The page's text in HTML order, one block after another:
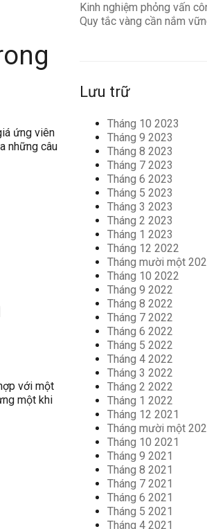
ứng viên
những câu
với một
một khi
Kinh nghiệm phỏng vấn
Quy tắc vàng cần nắm
Lưu trữ
Tháng 10 2023
Tháng 9 2023
Tháng 8 2023
Tháng 7 2023
Tháng 6 2023
Tháng 5 2023
Tháng 3 2023
Tháng 2 2023
Tháng 1 2023
Tháng 12 2022
Tháng mười một
Tháng 10 2022
Tháng 9 2022
Tháng 8 2022
Tháng 7 2022
Tháng 6 2022
Tháng 5 2022
Tháng 4 2022
Tháng 3 2022
Tháng 2 2022
Tháng 1 2022
Tháng 12 2021
Tháng mười một
Tháng 10 2021
Tháng 9 2021
Tháng 8 2021
Tháng 7 2021
Tháng 6 2021
Tháng 5 2021
Tháng 4 2021